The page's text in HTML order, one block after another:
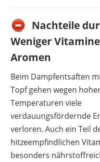
Nachteile
Weniger
Aromen
Beim Dampfentsaften
Topf gehen wegen
Temperaturen viele
verdauungsfördernde
verloren. Auch ein Teil
hitzeempfindlichen
besonders